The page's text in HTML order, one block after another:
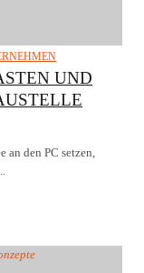
UND
an den PC setzen,